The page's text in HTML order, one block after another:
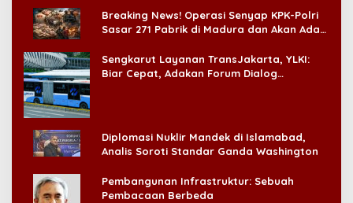
Breaking News! Operasi Senyap KPK-Polri
Sasar 271 Pabrik di Madura dan Akan Ada
Sengkarut Layanan TransJakarta, YLKI:
Biar Cepat, Adakan Forum Dialog
Diplomasi Nuklir Mandek di Islamabad,
Analis Soroti Standar Ganda Washington
Pembangunan Infrastruktur: Sebuah
Pembacaan Berbeda